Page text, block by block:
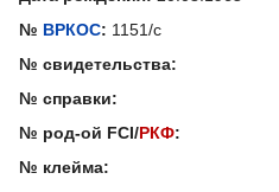
№ ВРКОС: 1151/с
№ свидетельства:
№ справки:
№ род-ой FCI/РКФ:
№ клейма: